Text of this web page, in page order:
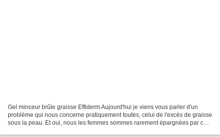
Gel minceur brûle graisse Effiderm Aujourd'hui je viens vous parler d'un
problème qui nous concerne pratiquement toutes, celui de l'excès de graisse
sous la peau. Et oui, nous les femmes sommes rarement épargnées par cela